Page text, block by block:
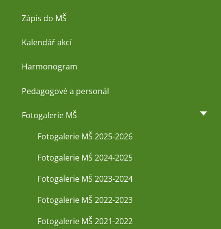
Zápis do MŠ
Kalendář akcí
Harmonogram
Pedagogové a personál
Fotogalerie MŠ
Fotogalerie MŠ 2025-2026
Fotogalerie MŠ 2024-2025
Fotogalerie MŠ 2023-2024
Fotogalerie MŠ 2022-2023
Fotogalerie MŠ 2021-2022